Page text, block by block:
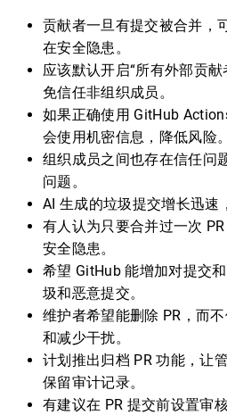
贡献者一旦有提交被合并，
在安全隐患。
应该默认开启“所有外部贡
免信任非组织成员。
如果正确使用 GitHub
会使用机密信息，降低风险。
组织成员之间也存在信任问
问题。
AI 生成的垃圾提交增长迅速
有人认为只要合并过一次
安全隐患。
希望 GitHub 能增加对提交
圾和恶意提交。
维护者希望能删除 PR，而
和减少干扰。
计划推出归档 PR 功能，让
保留审计记录。
有建议在 PR 提交前设置审